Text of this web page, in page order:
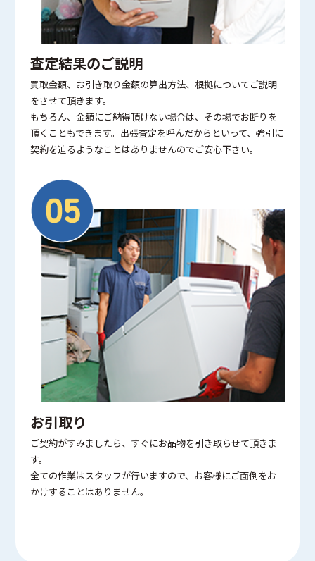
査定結果のご説明
買取金額、お引き取り金額の算出方法、根拠についてご説明
をさせて頂きます。
もちろん、金額にご納得頂けない場合は、その場でお断りを
頂くこともできます。出張査定を呼んだからといって、強引に
契約を迫るようなことはありませんのでご安心下さい。
お引取り
ご契約がすみましたら、すぐにお品物を引き取らせて頂きま
す。
全ての作業はスタッフが行いますので、お客様にご面倒をお
かけすることはありません。